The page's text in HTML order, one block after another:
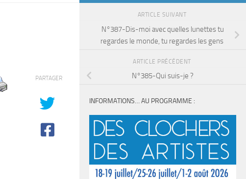
PARTAGER
ARTICLE SUIVANT
N°387-Dis-moi avec quelles lunettes tu
regardes le monde, tu regardes les gens
ARTICLE PRÉCÉDENT
N°385-Qui suis-je ?
INFORMATIONS… AU PROGRAMME :